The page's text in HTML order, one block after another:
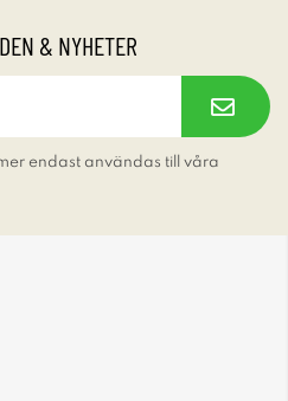
& NYHETER
endast användas till våra